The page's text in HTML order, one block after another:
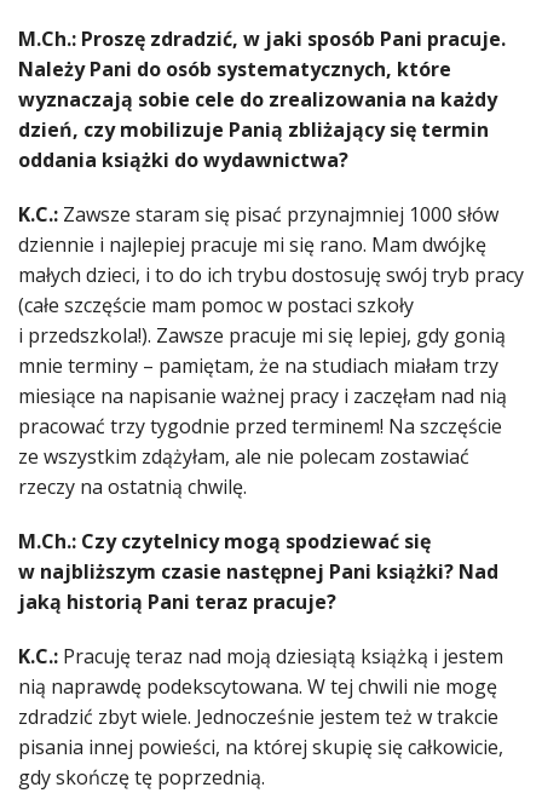
M.Ch.: Proszę zdradzić, w jaki sposób Pani pracuje.
Należy Pani do osób systematycznych, które
wyznaczają sobie cele do zrealizowania na każdy
dzień, czy mobilizuje Panią zbliżający się termin
oddania książki do wydawnictwa?
K.C.: Zawsze staram się pisać przynajmniej 1000 słów
dziennie i najlepiej pracuje mi się rano. Mam dwójkę
małych dzieci, i to do ich trybu dostosuję swój tryb pracy
(całe szczęście mam pomoc w postaci szkoły
i przedszkola!). Zawsze pracuje mi się lepiej, gdy gonią
mnie terminy – pamiętam, że na studiach miałam trzy
miesiące na napisanie ważnej pracy i zaczęłam nad nią
pracować trzy tygodnie przed terminem! Na szczęście
ze wszystkim zdążyłam, ale nie polecam zostawiać
rzeczy na ostatnią chwilę.
M.Ch.: Czy czytelnicy mogą spodziewać się
w najbliższym czasie następnej Pani książki? Nad
jaką historią Pani teraz pracuje?
K.C.: Pracuję teraz nad moją dziesiątą książką i jestem
nią naprawdę podekscytowana. W tej chwili nie mogę
zdradzić zbyt wiele. Jednocześnie jestem też w trakcie
pisania innej powieści, na której skupię się całkowicie,
gdy skończę tę poprzednią.